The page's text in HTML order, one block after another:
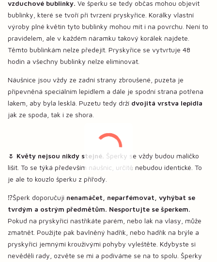
vzduchové bublinky. Ve šperku se tedy občas mohou objevit
bublinky, které se tvoří při tvrzení pryskyřice. Korálky vlastní
výroby plné květin tyto bublinky mohou mít i na povrchu. Není to
pravidelem, ale v každém náramku takový korálek najdete.
Těmto bublinkám nelze předejít. Pryskyřice se vytvrtuje 48
hodin a všechny bublinky nelze eliminovat.
Náušnice jsou vždy ze zadní strany zbroušené, puzeta je
připevněná speciálním lepidlem a dále je spodní strana potřena
lakem, aby byla lesklá. Puzetu tedy drží dvojitá vrstva lepidla
jak ze spoda, tak i ze shora.
🌷 Květy nejsou nikdy stejné. Šperky se vždy budou maličko
lišit. To se týká především náušnic, určitě nebudou identické. To
je ale to kouzlo šperku z přířody.
⁉️Šperk doporučuji nenamáčet, neparfémovat, vyhýbat se
tvrdým a ostrým předmětům. Nesportujte se šperkem.
Pokud na pryskyřici nastříkáte parém, nebo lak na vlasy, může
zmatnět. Použijte pak bavlněný hadřík, nebo hadřík na brýle a
pryskyřici jemnými krouživými pohyby vyleštěte. Kdybyste si
nevěděli rady, ozvěte se mi a podíváme se na to spolu. Šperky